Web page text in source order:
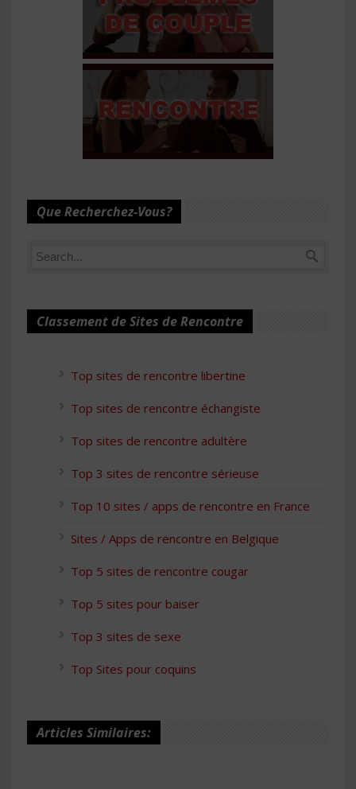
Que Recherchez-Vous?
Classement de Sites de Rencontre
Top sites de rencontre libertine
Top sites de rencontre échangiste
Top sites de rencontre adultère
Top 3 sites de rencontre sérieuse
Top 10 sites / apps de rencontre en France
Sites / Apps de rencontre en Belgique
Top 5 sites de rencontre cougar
Top 5 sites pour baiser
Top 3 sites de sexe
Top Sites pour coquins
Articles Similaires: